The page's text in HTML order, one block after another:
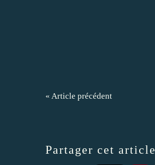
« Article précédent
Partager cet article